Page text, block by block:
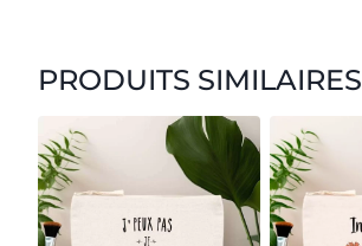
PRODUITS SIMILAIRES